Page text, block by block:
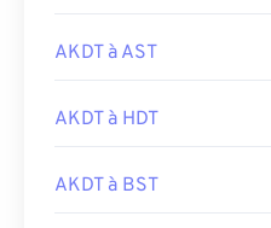
AKDT à AST
AKDT à HDT
AKDT à BST